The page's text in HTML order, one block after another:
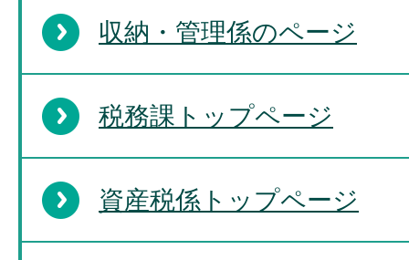
収納・管理係のページ
税務課トップページ
資産税係トップページ